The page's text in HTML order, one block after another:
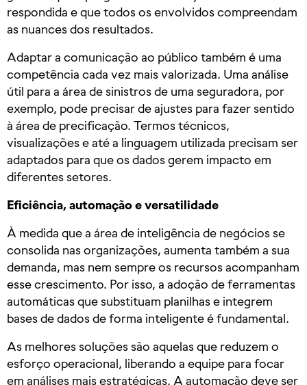
respondida e que todos os envolvidos compreendam
as nuances dos resultados.
Adaptar a comunicação ao público também é uma
competência cada vez mais valorizada. Uma análise
útil para a área de sinistros de uma seguradora, por
exemplo, pode precisar de ajustes para fazer sentido
à área de precificação. Termos técnicos,
visualizações e até a linguagem utilizada precisam ser
adaptados para que os dados gerem impacto em
diferentes setores.
Eficiência, automação e versatilidade
À medida que a área de inteligência de negócios se
consolida nas organizações, aumenta também a sua
demanda, mas nem sempre os recursos acompanham
esse crescimento. Por isso, a adoção de ferramentas
automáticas que substituam planilhas e integrem
bases de dados de forma inteligente é fundamental.
As melhores soluções são aquelas que reduzem o
esforço operacional, liberando a equipe para focar
em análises mais estratégicas. A automação deve ser